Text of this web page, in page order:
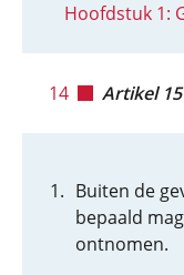
Hoofdstuk 1:
14 Artikel 15
Buiten de
bepaald
ontnomen.